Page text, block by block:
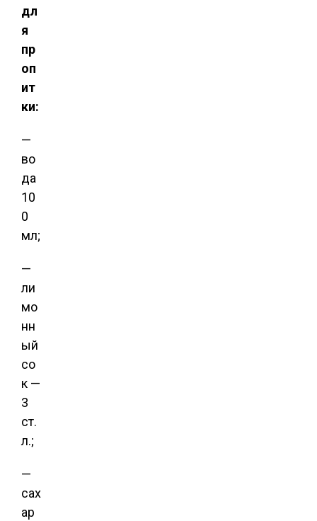
дл
я
пр
оп
ит
ки:
—
во
да
10
0
мл;
—
ли
мо
нн
ый
со
к —
3
ст.
л.;
—
сах
ар